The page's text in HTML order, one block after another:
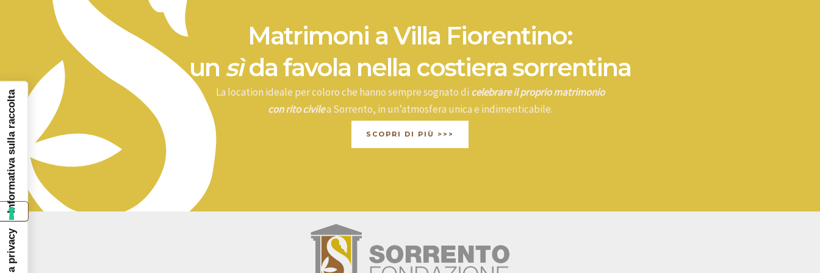
Matrimoni a Villa Fiorentino:
un sìda favola nella costiera sorrentina
La location ideale per coloro che hanno sempre sognato di celebrare il proprio matrimonio
con rito civilea Sorrento, in un’atmosfera unica e indimenticabile.
SCOPRI DI PIÙ >>>
Informativa sulla raccolta